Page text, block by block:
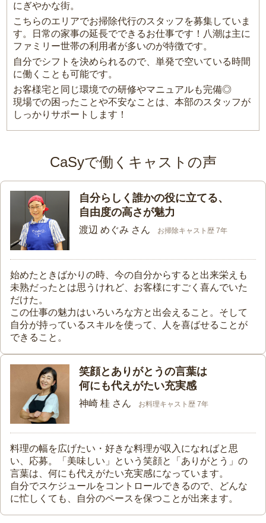
にぎやかな街。
こちらのエリアでお掃除代行のスタッフを募集していま
す。日常の家事の延長でできるお仕事です！八潮は主に
ファミリー世帯の利用者が多いのが特徴です。
自分でシフトを決められるので、単発で空いている時間
に働くことも可能です。
お客様宅と同じ環境での研修やマニュアルも完備◎
現場での困ったことや不安なことは、本部のスタッフが
しっかりサポートします！
CaSyで働くキャストの声
自分らしく誰かの役に立てる、
自由度の高さが魅力
渡辺 めぐみ さん お掃除キャスト歴 7年
始めたときばかりの時、今の自分からすると出来栄えも
未熟だったとは思うけれど、お客様にすごく喜んでいた
だけた。
この仕事の魅力はいろいろな方と出会えること。そして
自分が持っているスキルを使って、人を喜ばせることが
できること。
笑顔とありがとうの言葉は
何にも代えがたい充実感
神崎 桂 さん お料理キャスト歴 7年
料理の幅を広げたい・好きな料理が収入になればと思
い、応募。「美味しい」という笑顔と「ありがとう」の
言葉は、何にも代えがたい充実感になっています。
自分でスケジュールをコントロールできるので、どんな
に忙しくても、自分のペースを保つことが出来ます。